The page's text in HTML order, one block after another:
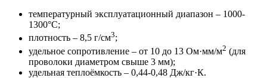
температурный эксплуатационный диапазон – 1000-
1300°С;
плотность – 8,5 г/см3;
удельное сопротивление – от 10 до 13 Ом·мм/м2 (для
проволоки диаметром свыше 3 мм);
удельная теплоёмкость – 0,44-0,48 Дж/кг·К.